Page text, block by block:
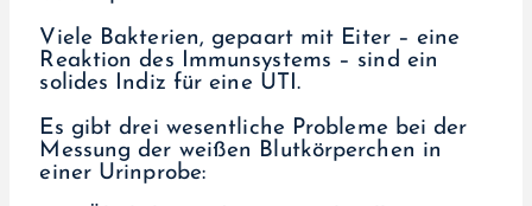
Viele Bakterien, gepaart mit Eiter – eine
Reaktion des Immunsystems – sind ein
solides Indiz für eine UTI.
Es gibt drei wesentliche Probleme bei der
Messung der weißen Blutkörperchen in
einer Urinprobe: